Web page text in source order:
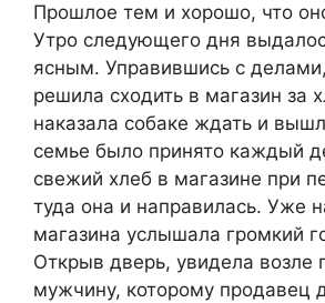
Прошлое тем и хорошо, что
Утро следующего дня
ясным. Управившись с
решила сходить в магазин за
наказала собаке ждать и
семье было принято каждый
свежий хлеб в магазине при
туда она и направилась. Уже
магазина услышала громкий
Открыв дверь, увидела возле
мужчину, которому продавец